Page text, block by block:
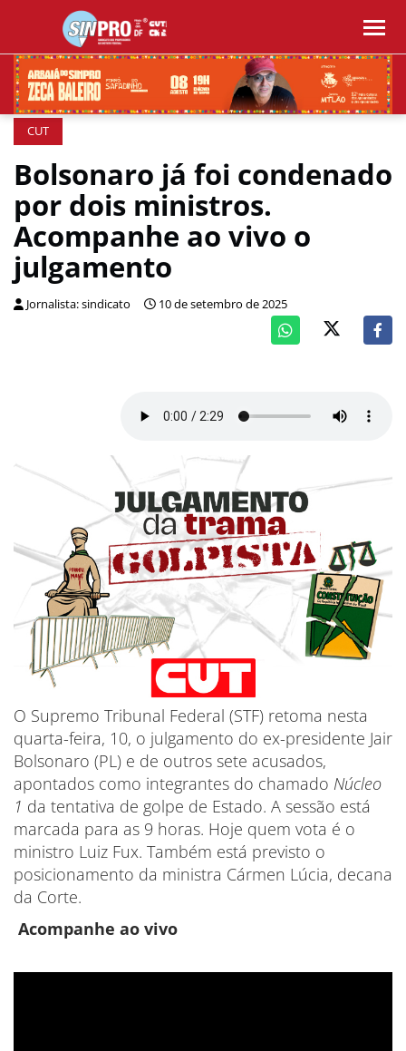
CUT
Bolsonaro já foi condenado
por dois ministros.
Acompanhe ao vivo o
julgamento
Jornalista: sindicato 10 de setembro de 2025
O Supremo Tribunal Federal (STF) retoma nesta
quarta-feira, 10, o julgamento do ex-presidente Jair
Bolsonaro (PL) e de outros sete acusados,
apontados como integrantes do chamado Núcleo
1 da tentativa de golpe de Estado. A sessão está
marcada para as 9 horas. Hoje quem vota é o
ministro Luiz Fux. Também está previsto o
posicionamento da ministra Cármen Lúcia, decana
da Corte.
Acompanhe ao vivo